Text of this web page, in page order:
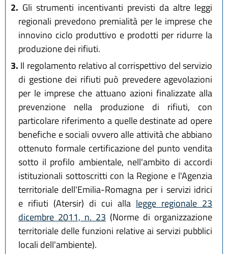
2. Gli strumenti incentivanti previsti da altre leggi
regionali prevedono premialità per le imprese che
innovino ciclo produttivo e prodotti per ridurre la
produzione dei rifiuti.
3. Il regolamento relativo al corrispettivo del servizio
di gestione dei rifiuti può prevedere agevolazioni
per le imprese che attuano azioni finalizzate alla
prevenzione nella produzione di rifiuti, con
particolare riferimento a quelle destinate ad opere
benefiche e sociali ovvero alle attività che abbiano
ottenuto formale certificazione del punto vendita
sotto il profilo ambientale, nell'ambito di accordi
istituzionali sottoscritti con la Regione e l'Agenzia
territoriale dell'Emilia-Romagna per i servizi idrici
e rifiuti (Atersir) di cui alla legge regionale 23
dicembre 2011, n. 23 (Norme di organizzazione
territoriale delle funzioni relative ai servizi pubblici
locali dell'ambiente).